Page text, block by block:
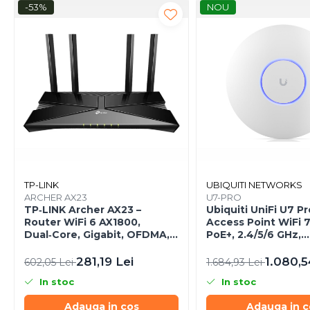
Caști & Microfoane
Căști Gaming & Consumer
Microfoane & Reportofoane
Display & signage
Ecrane Digital Signage
Ecrane Touchscreen Digital
Signage
Proiectoare Consumer
Componente
Plăci de baza
Plăci de Bază Intel
Plăci video
Plăci Video Gaming & Consumer
-53%
TP-LINK
ARCHER AX23
TP‑LINK Archer AX23 –
Router WiFi 6 AX1800,
Dual‑Core, Gigabit, OFDMA,
602,05 Lei281,19 Lei
In stoc
Adauga in cos
NOU
UBIQUITI NETWORKS
U7-PRO
Ubiquiti UniFi U7
Access Point WiFi
PoE+, 2.4/5/6 GHz,
1.684,93 Lei
In stoc
Adauga in